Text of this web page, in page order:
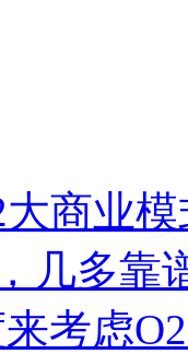
商业
几多靠
考虑